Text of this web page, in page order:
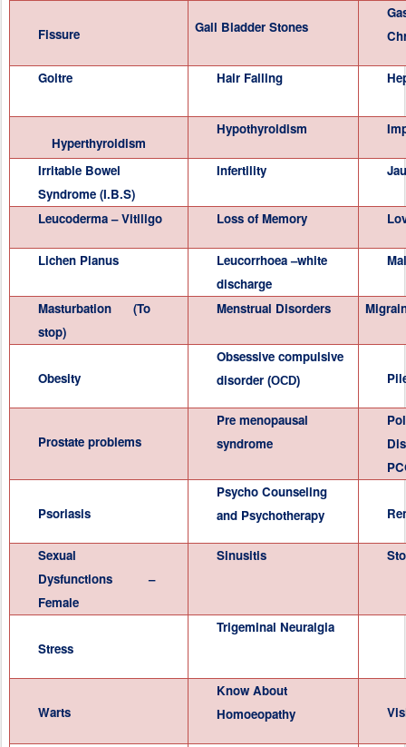
Fissure Gall Bladder Stones
Goitre Hair Falling
Hyperthyroidism
Hypothyroidism
Irritable Bowel
Syndrome (I.B.S)
Infertility
Leucoderma – Vitiligo Loss of Memory
Lichen Planus
Leucorrhoea –white
discharge
Masturbation (To
stop)
Menstrual Disorders
Obesity
Obsessive compulsive
disorder (OCD)
Prostate problems
Pre menopausal
syndrome
Psoriasis
Psycho Counseling
and Psychotherapy
Sexual
Dysfunctions –
Female
Sinusitis
Stress
Trigeminal Neuralgia
Warts
Know About
Homoeopathy